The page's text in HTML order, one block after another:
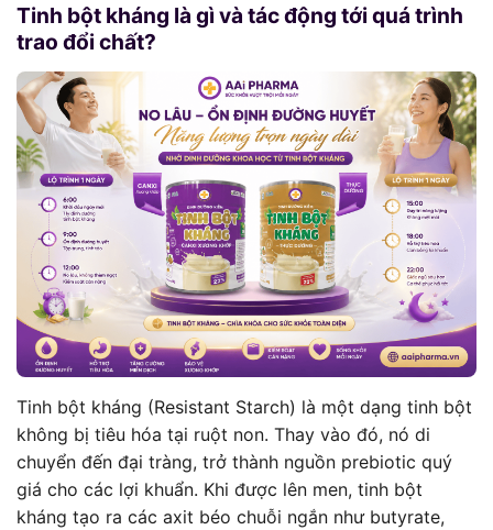
Tinh bột kháng là gì và tác động tới quá trình
trao đổi chất?
Tinh bột kháng (Resistant Starch) là một dạng tinh bột
không bị tiêu hóa tại ruột non. Thay vào đó, nó di
chuyển đến đại tràng, trở thành nguồn prebiotic quý
giá cho các lợi khuẩn. Khi được lên men, tinh bột
kháng tạo ra các axit béo chuỗi ngắn như butyrate,